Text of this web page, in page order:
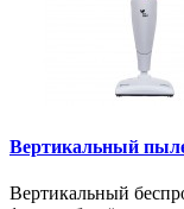
Вертикальный
Вертикальный